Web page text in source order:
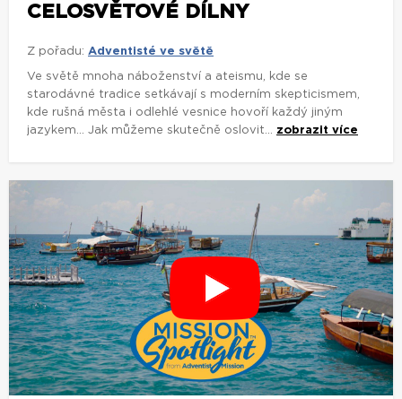
CELOSVĚTOVÉ DÍLNY
Z pořadu: Adventisté ve světě
Ve světě mnoha náboženství a ateismu, kde se
starodávné tradice setkávají s moderním skepticismem,
kde rušná města i odlehlé vesnice hovoří každý jiným
jazykem... Jak můžeme skutečně oslovit... zobrazit více